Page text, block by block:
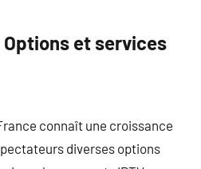
Options et services
connaît une croissance
diverses options